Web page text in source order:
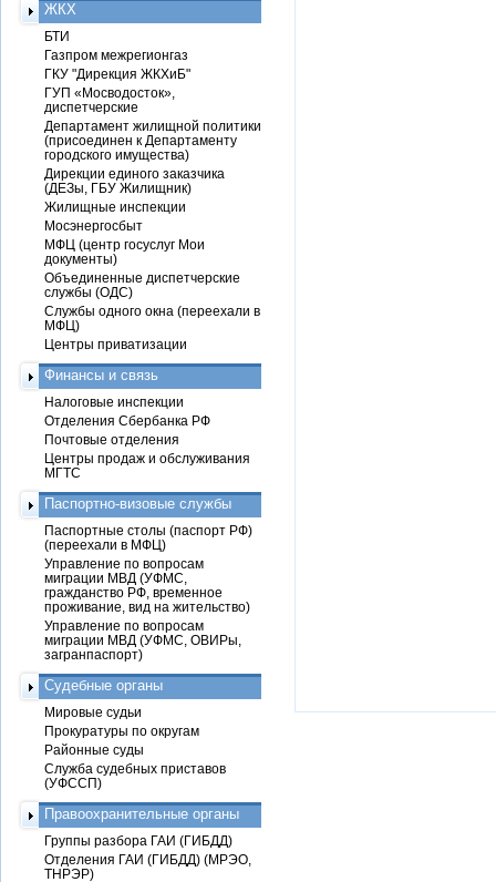
ЖКХ
БТИ
Газпром межрегионгаз
ГКУ "Дирекция ЖКХиБ"
ГУП «Мосводосток»,
диспетчерские
Департамент жилищной политики
(присоединен к Департаменту
городского имущества)
Дирекции единого заказчика
(ДЕЗы, ГБУ Жилищник)
Жилищные инспекции
Мосэнергосбыт
МФЦ (центр госуслуг Мои
документы)
Объединенные диспетчерские
службы (ОДС)
Службы одного окна (переехали в
МФЦ)
Центры приватизации
Финансы и связь
Налоговые инспекции
Отделения Сбербанка РФ
Почтовые отделения
Центры продаж и обслуживания
МГТС
Паспортно-визовые службы
Паспортные столы (паспорт РФ)
(переехали в МФЦ)
Управление по вопросам
миграции МВД (УФМС,
гражданство РФ, временное
проживание, вид на жительство)
Управление по вопросам
миграции МВД (УФМС, ОВИРы,
загранпаспорт)
Судебные органы
Мировые судьи
Прокуратуры по округам
Районные суды
Служба судебных приставов
(УФССП)
Правоохранительные органы
Группы разбора ГАИ (ГИБДД)
Отделения ГАИ (ГИБДД) (МРЭО,
ТНРЭР)